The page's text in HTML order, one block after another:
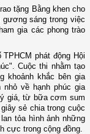
tặng Bằng khen cho
sáng trong việc
gia các phong trào
phát động Hội
Cuộc thi nhằm tạo
khoảnh khắc bên gia
về hạnh phúc gia
giá, từ bữa cơm sum
sẻ chia trong cuộc
tỏa hình ảnh những
cực trong cộng đồng.